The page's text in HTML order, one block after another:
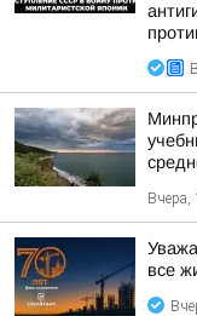
Вчера,
все